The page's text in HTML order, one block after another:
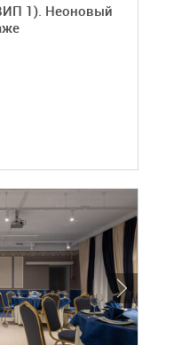
1). Неоновый